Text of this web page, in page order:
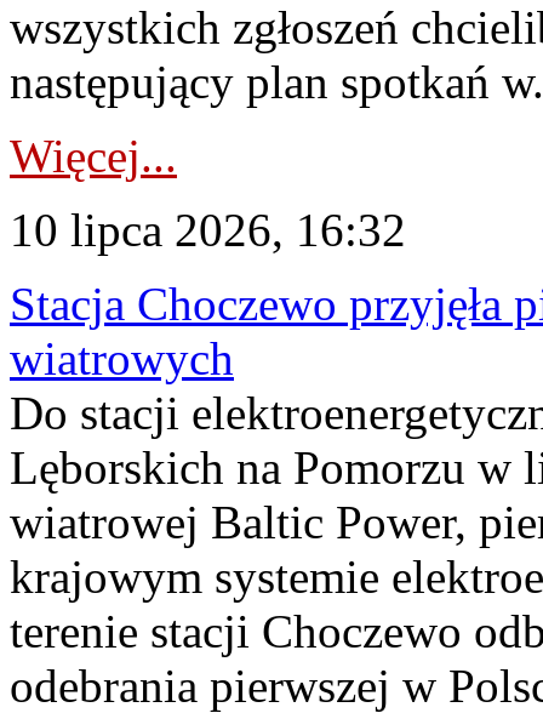
wszystkich zgłoszeń
następujący plan spotkań
Więcej...
10 lipca 2026, 16:32
Stacja Choczewo przyjęła
wiatrowych
Do stacji
Lęborskich na Pomorzu w
wiatrowej Baltic Power,
krajowym systemie
terenie stacji Choczewo
odebrania pierwszej w